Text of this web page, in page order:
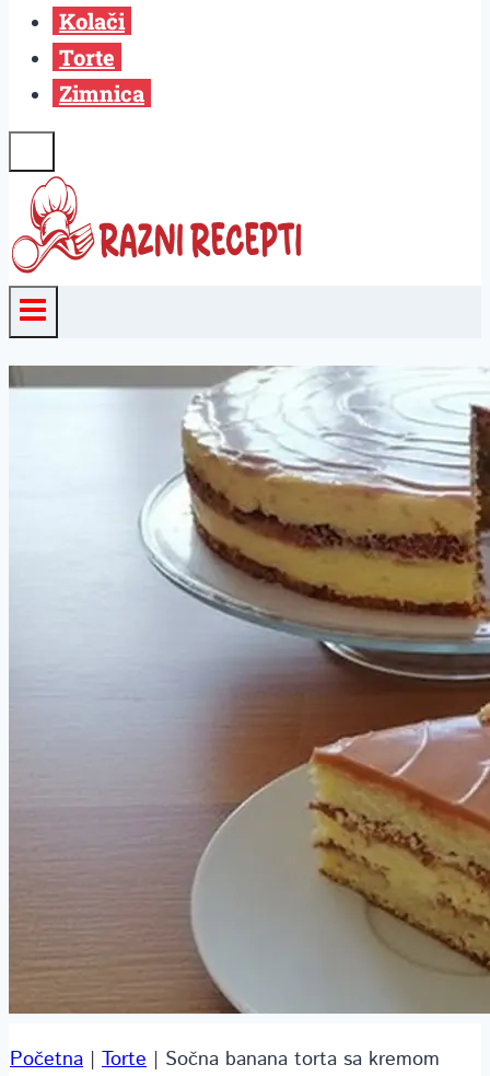
Kolači
Torte
Zimnica
Početna | Torte | Sočna banana torta sa kremom